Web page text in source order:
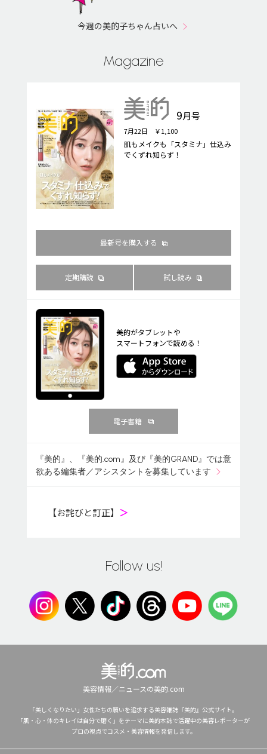
今週の美的子ちゃん占いへ
Magazine
9月号
7月22日 ￥1,100
肌もメイクも「スタミナ」仕込み
でくずれ知らず！
最新号を購入する
定期購読 試し読み
美的がタブレットや
スマートフォンで読める！
電子書籍
『美的』、『美的.com』及び『美的GRAND』では意
欲ある編集者／アシスタントを募集しています
【お詫びと訂正】 ＞
Follow us!
美容情報／ニュースの美的.com
「美しくなりたい」女性たちの願いを追求する美容雑誌『美的』公式サイト。
「肌・心・体のキレイは自分で磨く」をテーマに美的本誌で活躍中の美容レポーターが
プロの視点でコスメ・美容情報を発信します。